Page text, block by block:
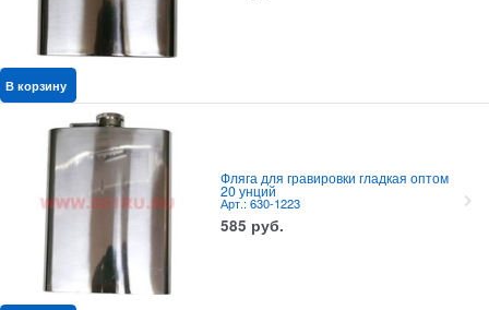
В корзину
Фляга для гравировки гладкая оптом
20 унций
Арт.: 630-1223
585 руб.